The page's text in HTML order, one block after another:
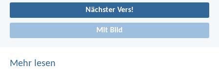
Nächster Vers!
Mit Bild
Mehr lesen